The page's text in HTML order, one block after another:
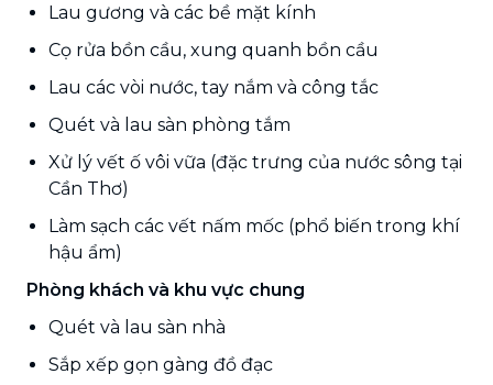
Lau gương và các bề mặt kính
Cọ rửa bồn cầu, xung quanh bồn cầu
Lau các vòi nước, tay nắm và công tắc
Quét và lau sàn phòng tắm
Xử lý vết ố vôi vữa (đặc trưng của nước sông tại
Cần Thơ)
Làm sạch các vết nấm mốc (phổ biến trong khí
hậu ẩm)
Phòng khách và khu vực chung
Quét và lau sàn nhà
Sắp xếp gọn gàng đồ đạc